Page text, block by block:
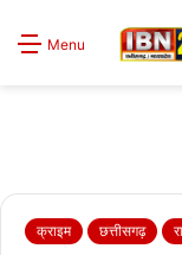
Menu
क्राइम छत्तीसगढ़